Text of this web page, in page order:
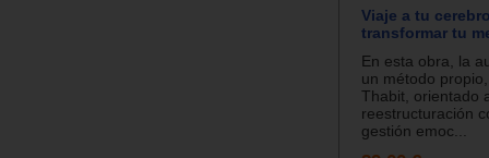
Viaje a tu
transformar tu
En esta obra, la
un método
Thabit, orientado
reestructuración
gestión emoc...